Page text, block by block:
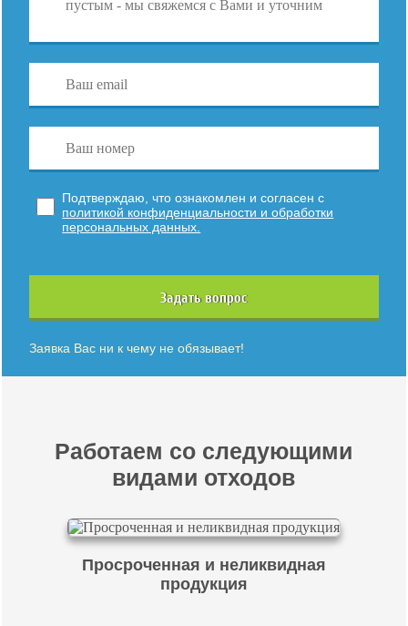
Подтверждаю, что ознакомлен и согласен с
политикой конфиденциальности и обработки
персональных данных.
Задать вопрос
Заявка Вас ни к чему не обязывает!
Работаем со следующими
видами отходов
Просроченная и неликвидная
продукция